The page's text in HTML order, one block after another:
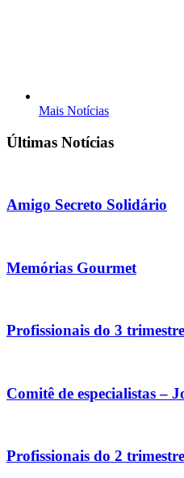
Mais Notícias
Últimas Notícias
Amigo Secreto Solidário
Memórias Gourmet
Profissionais do 3 trimestre
Comitê de especialistas –
Profissionais do 2 trimestre